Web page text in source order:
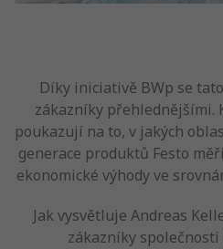
Díky iniciativě BWp se
zákazníky přehlednějšími.
poukazují na to, v jakých
generace produktů Festo
ekonomické výhody ve
Jak vysvětluje Andreas
zákazníky společnosti